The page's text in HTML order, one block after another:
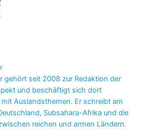
gehört seit 2008 zur Redaktion der
und beschäftigt sich dort
Auslandsthemen. Er schreibt am
Subsahara-Afrika und die
reichen und armen Ländern.